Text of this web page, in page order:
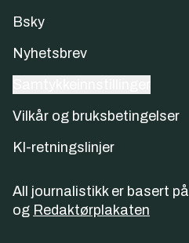
Bsky
Nyhetsbrev
Vilkår og bruksbetingelser
KI-retningslinjer
All journalistikk er basert på
og Redaktørplakaten